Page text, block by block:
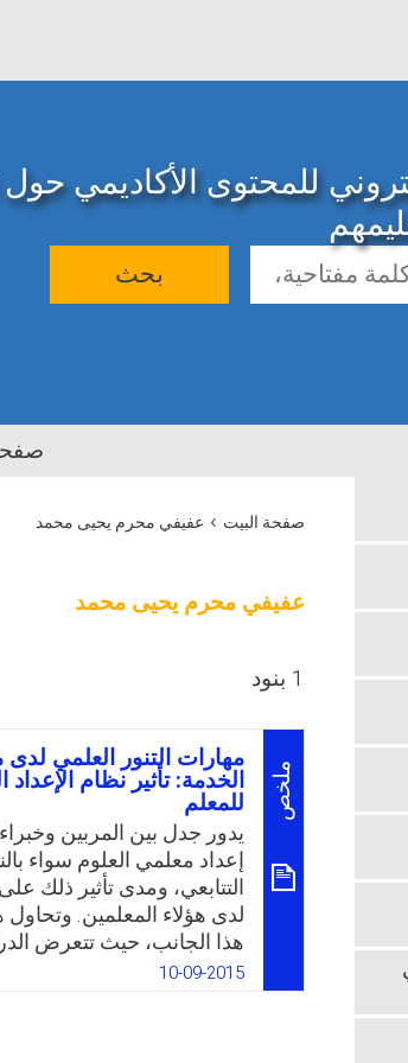
للمحتوى الأكاديمي
بحث
صفحة البيت › عفيفي محرم يحيى محمد
عفيفي محرم يحيى محمد
1 بنود
ملخص
مهارات التنور العلمي لدى
الخدمة: تأثير نظام الإعداد
للمعلم
يدور جدل بين المربين
إعداد معلمي العلوم سواء
التتابعي، ومدى تأثير ذلك
لدى هؤلاء المعلمين.
هذا الجانب، حيث تتعرض
مستوى مهارات التنور
المتوسطة بالمملكة العربية
10-09-2015